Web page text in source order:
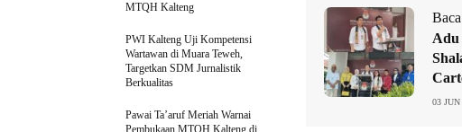
Adu
03 JUN
MTQH Kalteng
PWI Kalteng Uji Kompetensi
Wartawan di Muara Teweh,
Targetkan SDM Jurnalistik
Berkualitas
Pawai Ta’aruf Meriah Warnai
Pembukaan MTQH Kalteng di